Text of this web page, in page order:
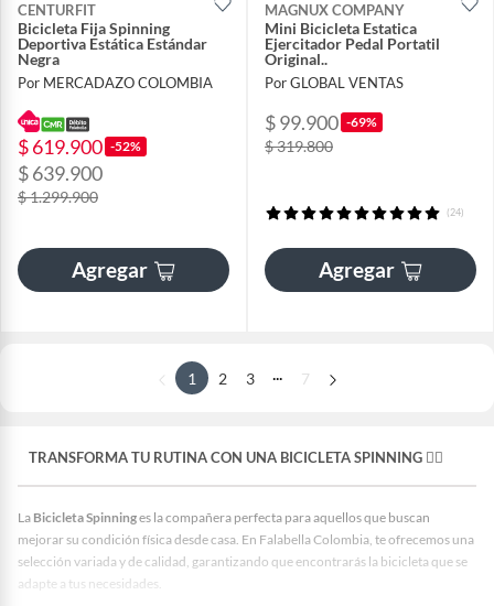
CENTURFIT
Bicicleta Fija Spinning
Deportiva Estática Estándar
Negra
Por MERCADAZO COLOMBIA
$ 619.900 -52%
$ 639.900
$ 1.299.900
Agregar
MAGNUX COMPANY
Mini Bicicleta Estatica
Ejercitador Pedal Portatil
Original..
Por GLOBAL VENTAS
$ 99.900 -69%
$ 319.800
(24)
Agregar
1 2 3 ... 7
TRANSFORMA TU RUTINA CON UNA BICICLETA SPINNING 🚴‍♂️
La Bicicleta Spinninges la compañera perfecta para aquellos que buscan
mejorar su condición física desde casa. En Falabella Colombia, te ofrecemos una
selección variada y de calidad, garantizando que encontrarás la bicicleta que se
adapte a tus necesidades.